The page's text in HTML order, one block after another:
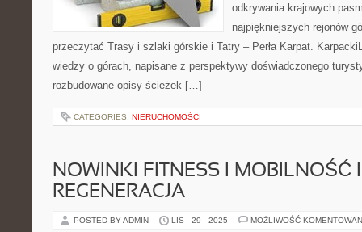
odkrywania krajowych
najpiękniejszych rejonów
przeczytać Trasy i szlaki górskie i Tatry – Perła Karpat.
wiedzy o górach, napisane z perspektywy doświadczonego
rozbudowane opisy ścieżek […]
CATEGORIES: NIERUCHOMOŚCI
NOWINKI FITNESS I MOBILNOŚĆ I
REGENERACJA
POSTED BY ADMIN LIS - 29 - 2025 MOŻLIWOŚĆ